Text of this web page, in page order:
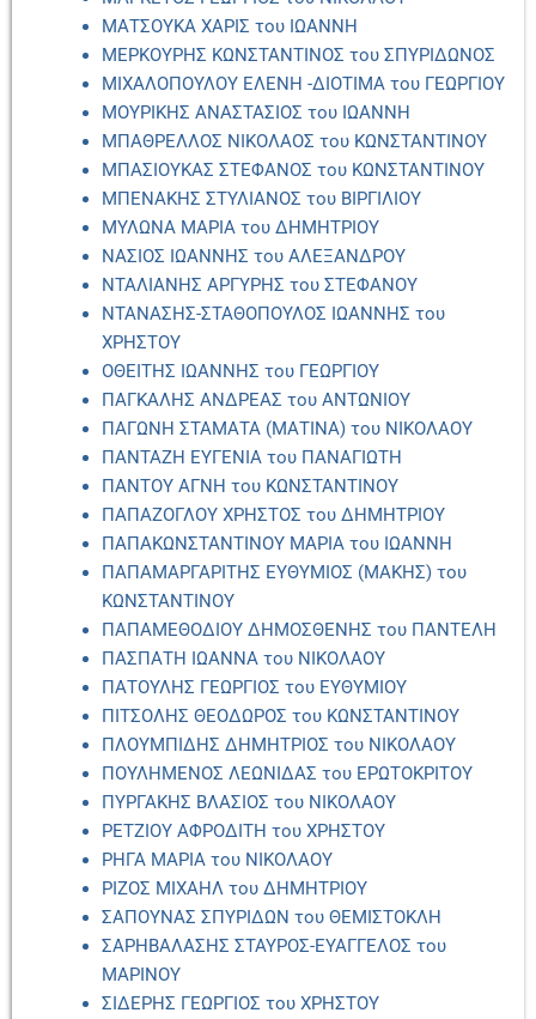
ΜΑΤΣΟΥΚΑ ΧΑΡΙΣ του ΙΩΑΝΝΗ
ΜΕΡΚΟΥΡΗΣ ΚΩΝΣΤΑΝΤΙΝΟΣ του ΣΠΥΡΙΔΩΝΟΣ
ΜΙΧΑΛΟΠΟΥΛΟΥ ΕΛΕΝΗ -ΔΙΟΤΙΜΑ του ΓΕΩΡΓΙΟΥ
ΜΟΥΡΙΚΗΣ ΑΝΑΣΤΑΣΙΟΣ του ΙΩΑΝΝΗ
ΜΠΑΘΡΕΛΛΟΣ ΝΙΚΟΛΑΟΣ του ΚΩΝΣΤΑΝΤΙΝΟΥ
ΜΠΑΣΙΟΥΚΑΣ ΣΤΕΦΑΝΟΣ του ΚΩΝΣΤΑΝΤΙΝΟΥ
ΜΠΕΝΑΚΗΣ ΣΤΥΛΙΑΝΟΣ του ΒΙΡΓΙΛΙΟΥ
ΜΥΛΩΝΑ ΜΑΡΙΑ του ΔΗΜΗΤΡΙΟΥ
ΝΑΣΙΟΣ ΙΩΑΝΝΗΣ του ΑΛΕΞΑΝΔΡΟΥ
ΝΤΑΛΙΑΝΗΣ ΑΡΓΥΡΗΣ του ΣΤΕΦΑΝΟΥ
ΝΤΑΝΑΣΗΣ-ΣΤΑΘΟΠΟΥΛΟΣ ΙΩΑΝΝΗΣ του
ΧΡΗΣΤΟΥ
ΟΘΕΙΤΗΣ ΙΩΑΝΝΗΣ του ΓΕΩΡΓΙΟΥ
ΠΑΓΚΑΛΗΣ ΑΝΔΡΕΑΣ του ΑΝΤΩΝΙΟΥ
ΠΑΓΩΝΗ ΣΤΑΜΑΤΑ (ΜΑΤΙΝΑ) του ΝΙΚΟΛΑΟΥ
ΠΑΝΤΑΖΗ ΕΥΓΕΝΙΑ του ΠΑΝΑΓΙΩΤΗ
ΠΑΝΤΟΥ ΑΓΝΗ του ΚΩΝΣΤΑΝΤΙΝΟΥ
ΠΑΠΑΖΟΓΛΟΥ ΧΡΗΣΤΟΣ του ΔΗΜΗΤΡΙΟΥ
ΠΑΠΑΚΩΝΣΤΑΝΤΙΝΟΥ ΜΑΡΙΑ του ΙΩΑΝΝΗ
ΠΑΠΑΜΑΡΓΑΡΙΤΗΣ ΕΥΘΥΜΙΟΣ (ΜΑΚΗΣ) του
ΚΩΝΣΤΑΝΤΙΝΟΥ
ΠΑΠΑΜΕΘΟΔΙΟΥ ΔΗΜΟΣΘΕΝΗΣ του ΠΑΝΤΕΛΗ
ΠΑΣΠΑΤΗ ΙΩΑΝΝΑ του ΝΙΚΟΛΑΟΥ
ΠΑΤΟΥΛΗΣ ΓΕΩΡΓΙΟΣ του ΕΥΘΥΜΙΟΥ
ΠΙΤΣΟΛΗΣ ΘΕΟΔΩΡΟΣ του ΚΩΝΣΤΑΝΤΙΝΟΥ
ΠΛΟΥΜΠΙΔΗΣ ΔΗΜΗΤΡΙΟΣ του ΝΙΚΟΛΑΟΥ
ΠΟΥΛΗΜΕΝΟΣ ΛΕΩΝΙΔΑΣ του ΕΡΩΤΟΚΡΙΤΟΥ
ΠΥΡΓΑΚΗΣ ΒΛΑΣΙΟΣ του ΝΙΚΟΛΑΟΥ
ΡΕΤΖΙΟΥ ΑΦΡΟΔΙΤΗ του ΧΡΗΣΤΟΥ
ΡΗΓΑ ΜΑΡΙΑ του ΝΙΚΟΛΑΟΥ
ΡΙΖΟΣ ΜΙΧΑΗΛ του ΔΗΜΗΤΡΙΟΥ
ΣΑΠΟΥΝΑΣ ΣΠΥΡΙΔΩΝ του ΘΕΜΙΣΤΟΚΛΗ
ΣΑΡΗΒΑΛΑΣΗΣ ΣΤΑΥΡΟΣ-ΕΥΑΓΓΕΛΟΣ του
ΜΑΡΙΝΟΥ
ΣΙΔΕΡΗΣ ΓΕΩΡΓΙΟΣ του ΧΡΗΣΤΟΥ